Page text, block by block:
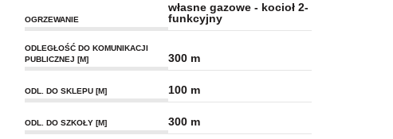
OGRZEWANIE
własne gazowe - kocioł 2-
funkcyjny
ODLEGŁOŚĆ DO KOMUNIKACJI
PUBLICZNEJ [M]
300 m
ODL. DO SKLEPU [M] 100 m
ODL. DO SZKOŁY [M] 300 m